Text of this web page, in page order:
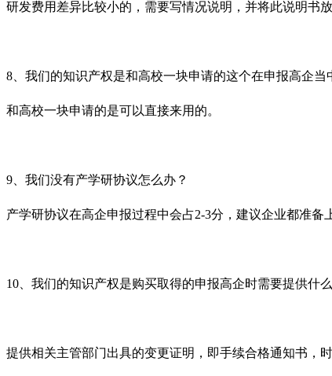
研发费用差异比较小的，需要写情况说明，并将此说明书
8 、我们的知识产权是和高校一块申请的这个在申报高企当
和高校一块申请的是可以直接来用的。
9 、我们没有产学研协议怎么办？
产学研协议在高企申报过程中会占2-3分，建议企业都准备
10 、我们的知识产权是购买取得的申报高企时需要提供什
提供相关主管部门出具的变更证明，即手续合格通知书，